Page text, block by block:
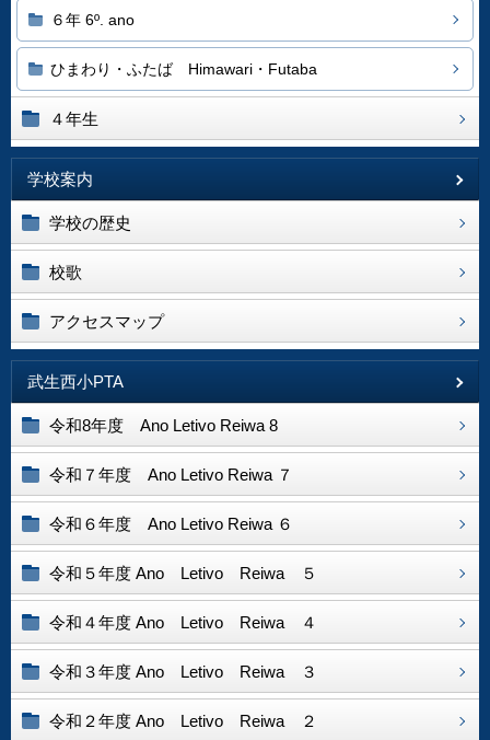
６年 6º. ano
ひまわり・ふたば Himawari・Futaba
４年生
学校案内
学校の歴史
校歌
アクセスマップ
武生西小PTA
令和8年度 Ano Letivo Reiwa 8
令和７年度 Ano Letivo Reiwa ７
令和６年度 Ano Letivo Reiwa ６
令和５年度 Ano Letivo Reiwa ５
令和４年度 Ano Letivo Reiwa ４
令和３年度 Ano Letivo Reiwa ３
令和２年度 Ano Letivo Reiwa ２